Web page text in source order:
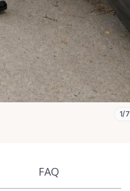
1/7
FAQ